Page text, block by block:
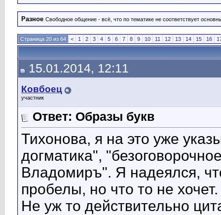
Разное Свободное общение - всё, что по тематике не соответствует
Страница 20 из 64 < 1 2 3 4 5 6 7 8 9 10 11 12 13 14 15 16
15.01.2014, 12:11
Ковбоец
участник
Ответ: Образы букв
Тихонова, я на это уже
догматика",
Владомиръ". Я надеялся,
пробелы, но что то не хочет.
Не уж то действительно